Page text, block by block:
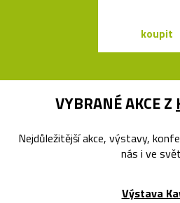
koupit
VYBRANÉ AKCE Z
Nejdůležitější akce, výstavy,
nás i ve
Výstava